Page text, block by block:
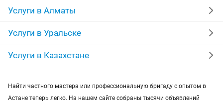
мебель на заказ
уколы на дому вывоз мусора
москитные сетки ремонт окон
грузоперевозки газель курсы массажа
Услуги в Алматы
Услуги в Уральске
Услуги в Казахстане
Найти частного мастера или профессиональную бригаду с опытом в
Астане теперь легко. На нашем сайте собраны тысячи объявлений